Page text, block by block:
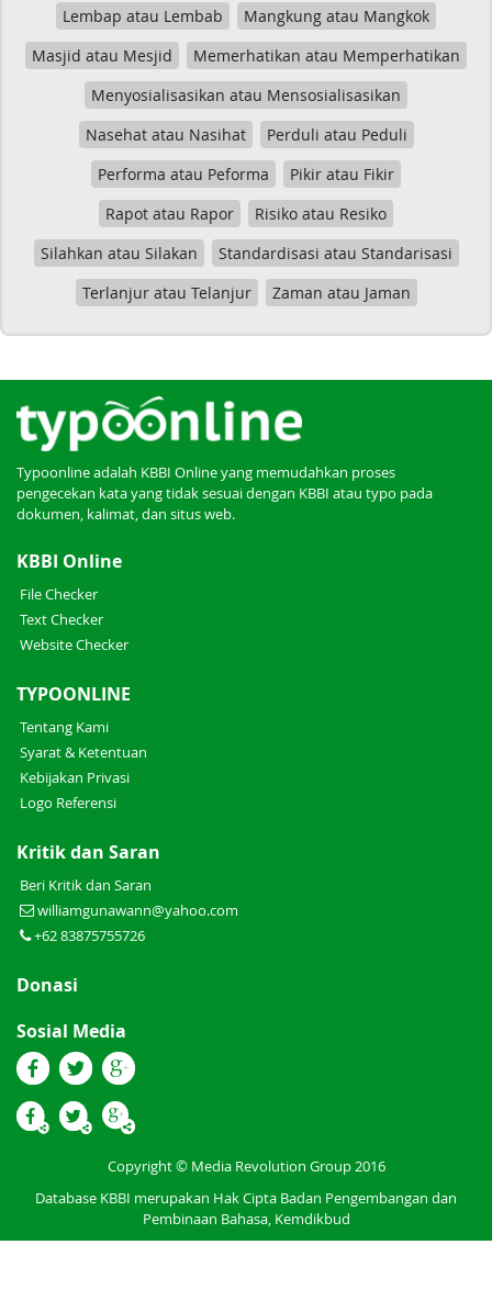
Lembap atau Lembab
Mangkung atau Mangkok
Masjid atau Mesjid
Memerhatikan atau Memperhatikan
Menyosialisasikan atau Mensosialisasikan
Nasehat atau Nasihat
Perduli atau Peduli
Performa atau Peforma
Pikir atau Fikir
Rapot atau Rapor
Risiko atau Resiko
Silahkan atau Silakan
Standardisasi atau Standarisasi
Terlanjur atau Telanjur
Zaman atau Jaman
Typoonline adalah KBBI Online yang memudahkan proses
pengecekan kata yang tidak sesuai dengan KBBI atau typo pada
dokumen, kalimat, dan situs web.
KBBI Online
File Checker
Text Checker
Website Checker
TYPOONLINE
Tentang Kami
Syarat & Ketentuan
Kebijakan Privasi
Logo Referensi
Kritik dan Saran
Beri Kritik dan Saran
williamgunawann@yahoo.com
+62 83875755726
Donasi
Sosial Media
Copyright © Media Revolution Group 2016
Database KBBI merupakan Hak Cipta Badan Pengembangan dan
Pembinaan Bahasa, Kemdikbud